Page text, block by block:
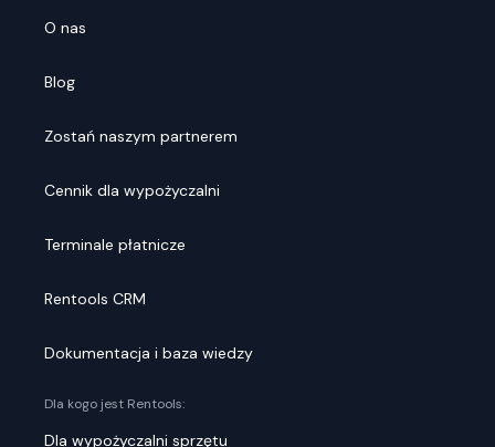
O nas
Blog
Zostań naszym partnerem
Cennik dla wypożyczalni
Terminale płatnicze
Rentools CRM
Dokumentacja i baza wiedzy
Dla kogo jest Rentools:
Dla wypożyczalni sprzętu